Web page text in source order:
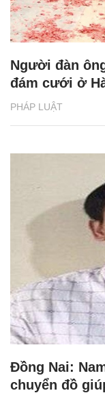
PHÁP LUẬT
Người đàn
đám cưới ở
Đồng Nai:
chuyển đồ